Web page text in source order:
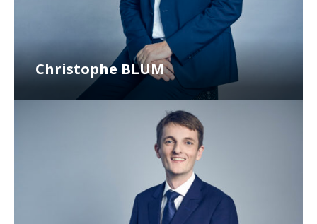
Christophe BLUM